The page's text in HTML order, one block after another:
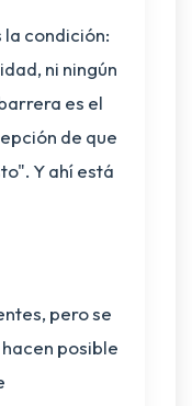
condición:
ni ningún
es el
de que
Y ahí está
pero se
posible